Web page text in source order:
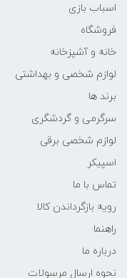
اسباب بازی
فروشگاه
خانه و آشپزخانه
لوازم شخصی و بهداشتی
برند ها
سرگرمی و گردشگری
لوازم شخصی برقی
اسپیکر
تماس با ما
رویه بازگرداندن کالا
راهنما
درباره ما
نحوه ارسال مرسولات